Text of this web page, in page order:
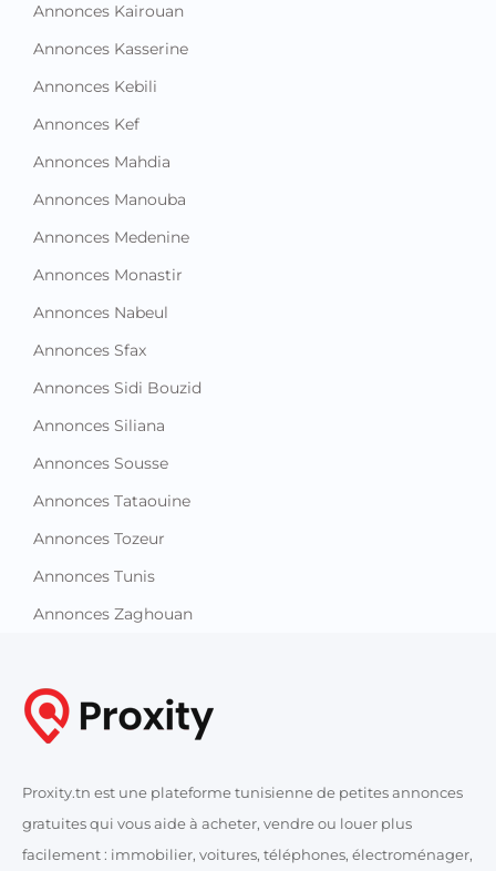
Annonces Kairouan
Annonces Kasserine
Annonces Kebili
Annonces Kef
Annonces Mahdia
Annonces Manouba
Annonces Medenine
Annonces Monastir
Annonces Nabeul
Annonces Sfax
Annonces Sidi Bouzid
Annonces Siliana
Annonces Sousse
Annonces Tataouine
Annonces Tozeur
Annonces Tunis
Annonces Zaghouan
Proxity.tn est une plateforme tunisienne de petites annonces
gratuites qui vous aide à acheter, vendre ou louer plus
facilement : immobilier, voitures, téléphones, électroménager,